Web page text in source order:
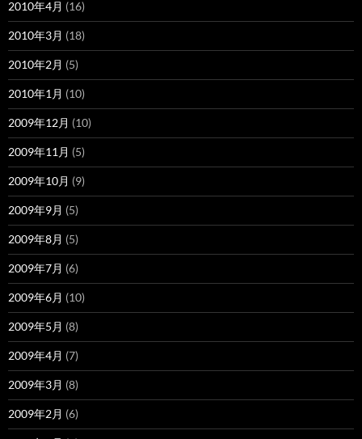
2010年4月 (16)
2010年3月 (18)
2010年2月 (5)
2010年1月 (10)
2009年12月 (10)
2009年11月 (5)
2009年10月 (9)
2009年9月 (5)
2009年8月 (5)
2009年7月 (6)
2009年6月 (10)
2009年5月 (8)
2009年4月 (7)
2009年3月 (8)
2009年2月 (6)